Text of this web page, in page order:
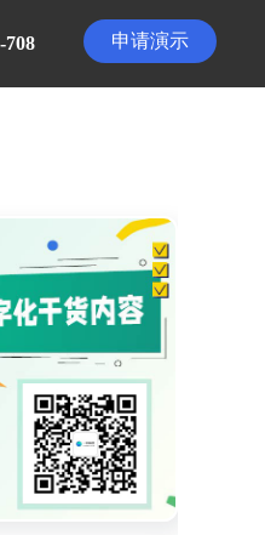
申请演示
708